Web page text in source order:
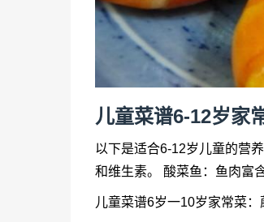
儿童菜谱6-12岁家
以下是适合6-12岁儿童的营
和维生素。 酸菜鱼：鱼肉富
儿童菜谱6岁一10岁家常菜